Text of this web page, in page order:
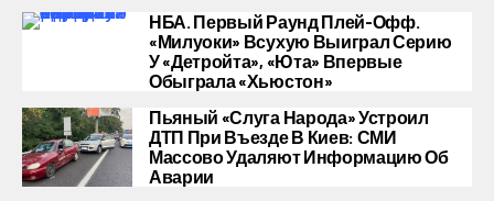
НБА. Первый Раунд Плей-Офф.
«Милуоки» Всухую Выиграл Серию
У «Детройта», «Юта» Впервые
Обыграла «Хьюстон»
Пьяный «слуга Народа» Устроил
ДТП При Въезде В Киев: СМИ
Массово Удаляют Информацию Об
Аварии